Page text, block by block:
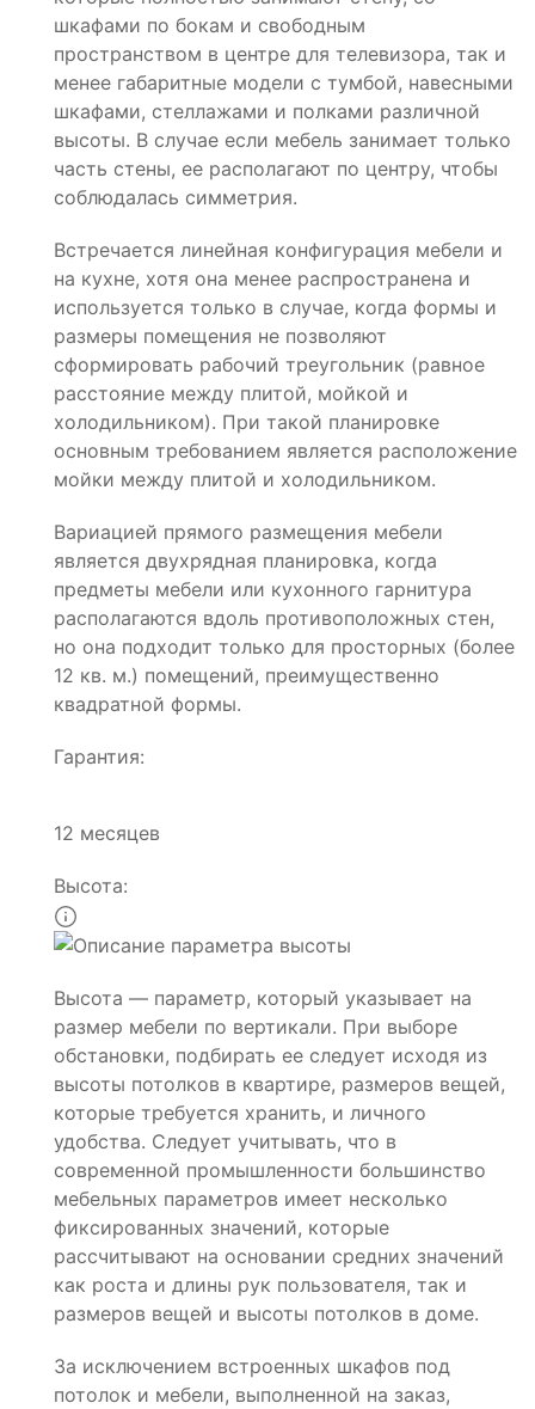
шкафами по бокам и свободным
пространством в центре для телевизора, так и
менее габаритные модели с тумбой, навесными
шкафами, стеллажами и полками различной
высоты. В случае если мебель занимает только
часть стены, ее располагают по центру, чтобы
соблюдалась симметрия.
Встречается линейная конфигурация мебели и
на кухне, хотя она менее распространена и
используется только в случае, когда формы и
размеры помещения не позволяют
сформировать рабочий треугольник (равное
расстояние между плитой, мойкой и
холодильником). При такой планировке
основным требованием является расположение
мойки между плитой и холодильником.
Вариацией прямого размещения мебели
является двухрядная планировка, когда
предметы мебели или кухонного гарнитура
располагаются вдоль противоположных стен,
но она подходит только для просторных (более
12 кв. м.) помещений, преимущественно
квадратной формы.
Гарантия:
12 месяцев
Высота:
Высота — параметр, который указывает на
размер мебели по вертикали. При выборе
обстановки, подбирать ее следует исходя из
высоты потолков в квартире, размеров вещей,
которые требуется хранить, и личного
удобства. Следует учитывать, что в
современной промышленности большинство
мебельных параметров имеет несколько
фиксированных значений, которые
рассчитывают на основании средних значений
как роста и длины рук пользователя, так и
размеров вещей и высоты потолков в доме.
За исключением встроенных шкафов под
потолок и мебели, выполненной на заказ,